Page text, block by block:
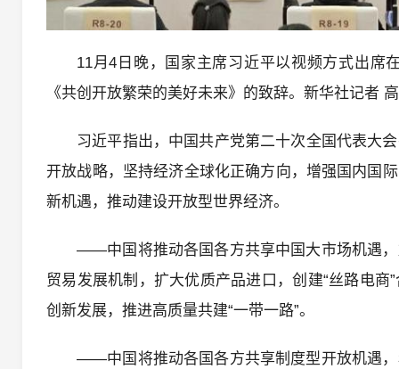
11月4日晚，国家主席习近平以视频方式出席
《共创开放繁荣的美好未来》的致辞。新华社记者
习近平指出，中国共产党第二十次全国代表大
开放战略，坚持经济全球化正确方向，增强国内国
新机遇，推动建设开放型世界经济。
——中国将推动各国各方共享中国大市场机遇
贸易发展机制，扩大优质产品进口，创建“丝路电
创新发展，推进高质量共建“一带一路”。
——中国将推动各国各方共享制度型开放机遇